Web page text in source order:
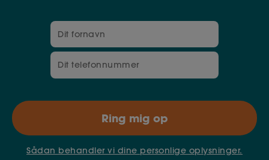
Sådan behandler vi dine personlige oplysninger.